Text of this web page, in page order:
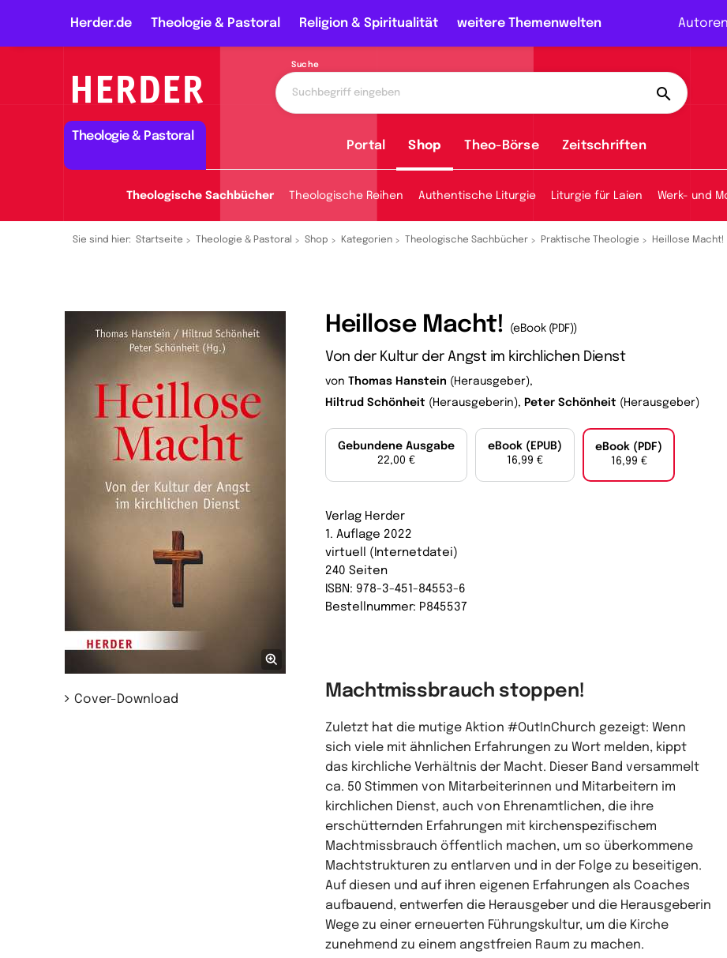
Herder.de Theologie & Pastoral Religion & Spiritualität weitere Themenwelten Autoren
Suche
Theologie & Pastoral
Portal Shop Theo-Börse Zeitschriften
Theologische Sachbücher Theologische Reihen Authentische Liturgie Liturgie für Laien Werk- und
Sie sind hier: Startseite Theologie & Pastoral Shop Kategorien Theologische Sachbücher Praktische Theologie Heillose Macht!
Cover-Download
Heillose Macht! (eBook (PDF))
Von der Kultur der Angst im kirchlichen Dienst
von Thomas Hanstein (Herausgeber),
Hiltrud Schönheit (Herausgeberin), Peter Schönheit (Herausgeber)
Gebundene Ausgabe
22,00 €
eBook (EPUB)
16,99 €
eBook (PDF)
16,99 €
Verlag Herder
1. Auflage 2022
virtuell (Internetdatei)
240 Seiten
ISBN: 978-3-451-84553-6
Bestellnummer: P845537
Machtmissbrauch stoppen!
Zuletzt hat die mutige Aktion #OutInChurch gezeigt: Wenn
sich viele mit ähnlichen Erfahrungen zu Wort melden, kippt
das kirchliche Verhältnis der Macht. Dieser Band versammelt
ca. 50 Stimmen von Mitarbeiterinnen und Mitarbeitern im
kirchlichen Dienst, auch von Ehrenamtlichen, die ihre
erschütternden Erfahrungen mit kirchenspezifischem
Machtmissbrauch öffentlich machen, um so überkommene
Machtstrukturen zu entlarven und in der Folge zu beseitigen.
Auf diesen und auf ihren eigenen Erfahrungen als Coaches
aufbauend, entwerfen die Herausgeber und die Herausgeberin
Wege zu einer erneuerten Führungskultur, um die Kirche
zunehmend zu einem angstfreien Raum zu machen.